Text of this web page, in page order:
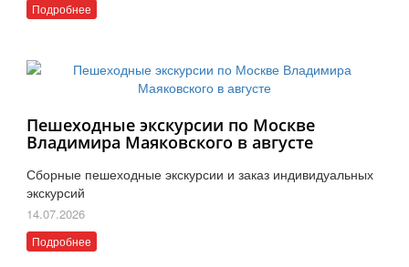
Подробнее
Пешеходные экскурсии по Москве
Владимира Маяковского в августе
Сборные пешеходные экскурсии и заказ индивидуальных
экскурсий
14.07.2026
Подробнее